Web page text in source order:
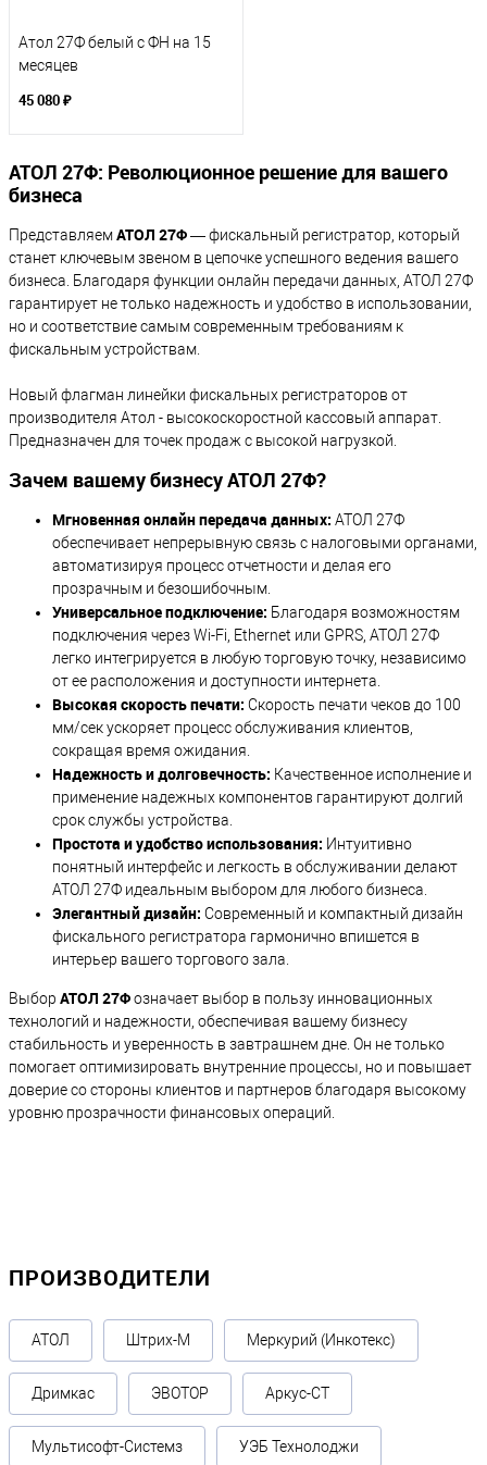
Атол 27Ф белый с ФН на 15
месяцев
45 080 ₽
АТОЛ 27Ф: Революционное решение для вашего
бизнеса
ПредставляемАТОЛ 27Ф— фискальный регистратор, который
станет ключевым звеном в цепочке успешного ведения вашего
бизнеса. Благодаря функции онлайн передачи данных, АТОЛ 27Ф
гарантирует не только надежность и удобство в использовании,
но и соответствие самым современным требованиям к
фискальным устройствам.
Новый флагман линейки фискальных регистраторов от
производителя Атол - высокоскоростной кассовый аппарат.
Предназначен для точек продаж с высокой нагрузкой.
Зачем вашему бизнесу АТОЛ 27Ф?
Мгновенная онлайн передача данных: АТОЛ 27Ф
обеспечивает непрерывную связь с налоговыми органами,
автоматизируя процесс отчетности и делая его
прозрачным и безошибочным.
Универсальное подключение: Благодаря возможностям
подключения через Wi-Fi, Ethernet или GPRS, АТОЛ 27Ф
легко интегрируется в любую торговую точку, независимо
от ее расположения и доступности интернета.
Высокая скорость печати: Скорость печати чеков до 100
мм/сек ускоряет процесс обслуживания клиентов,
сокращая время ожидания.
Надежность и долговечность: Качественное исполнение и
применение надежных компонентов гарантируют долгий
срок службы устройства.
Простота и удобство использования: Интуитивно
понятный интерфейс и легкость в обслуживании делают
АТОЛ 27Ф идеальным выбором для любого бизнеса.
Элегантный дизайн: Современный и компактный дизайн
фискального регистратора гармонично впишется в
интерьер вашего торгового зала.
Выбор АТОЛ 27Фозначает выбор в пользу инновационных
технологий и надежности, обеспечивая вашему бизнесу
стабильность и уверенность в завтрашнем дне. Он не только
помогает оптимизировать внутренние процессы, но и повышает
доверие со стороны клиентов и партнеров благодаря высокому
уровню прозрачности финансовых операций.
ПРОИЗВОДИТЕЛИ
АТОЛ Штрих-М Меркурий (Инкотекс)
Дримкас ЭВОТОР Аркус-СТ
Мультисофт-Системз УЭБ Технолоджи